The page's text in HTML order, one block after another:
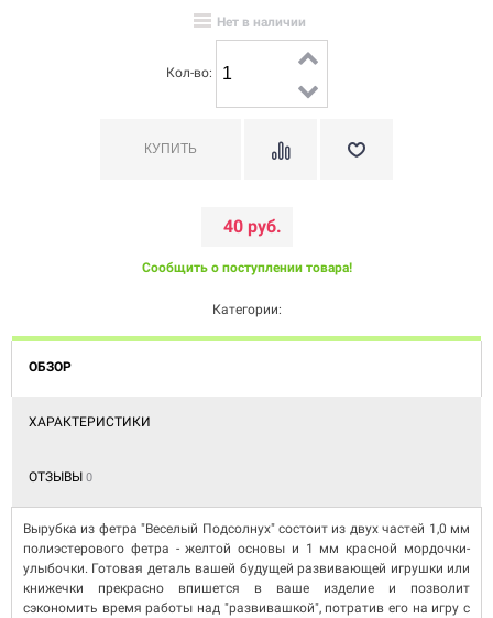
Нет в наличии
Кол-во:
40 руб.
Сообщить о поступлении товара!
Категории:
ОБЗОР
ХАРАКТЕРИСТИКИ
ОТЗЫВЫ 0
Вырубка из фетра "Веселый Подсолнух" состоит из двух частей 1,0 мм
полиэстерового фетра - желтой основы и 1 мм красной мордочки-
улыбочки. Готовая деталь вашей будущей развивающей игрушки или
книжечки прекрасно впишется в ваше изделие и позволит
сэкономить время работы над "развивашкой", потратив его на игру с